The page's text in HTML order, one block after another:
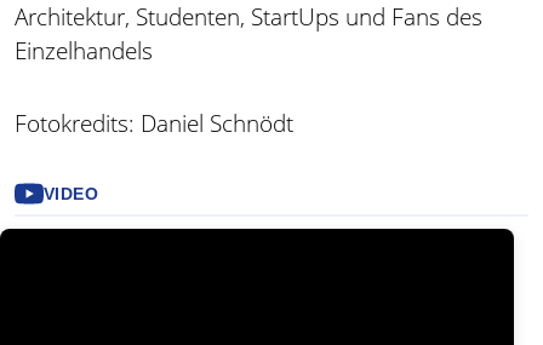
Architektur, Studenten, StartUps und Fans des
Einzelhandels
Fotokredits: Daniel Schnödt
VIDEO